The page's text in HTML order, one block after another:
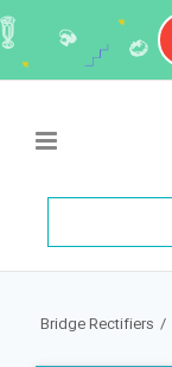
/
Bridge Rectifiers